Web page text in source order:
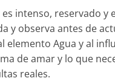
es intenso, reservado y
y observa antes de
elemento Agua y al
de amar y lo que
reales.